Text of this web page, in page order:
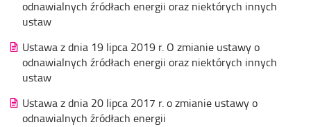
odnawialnych źródłach energii oraz niektórych innych
ustaw
Ustawa z dnia 19 lipca 2019 r. O zmianie ustawy o
odnawialnych źródłach energii oraz niektórych innych
ustaw
Ustawa z dnia 20 lipca 2017 r. o zmianie ustawy o
odnawialnych źródłach energii